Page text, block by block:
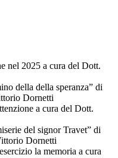
nel 2025 a cura del Dott.
della della speranza” di
Dornetti
a cura del Dott.
del signor Travet” di
Dornetti
la memoria a cura